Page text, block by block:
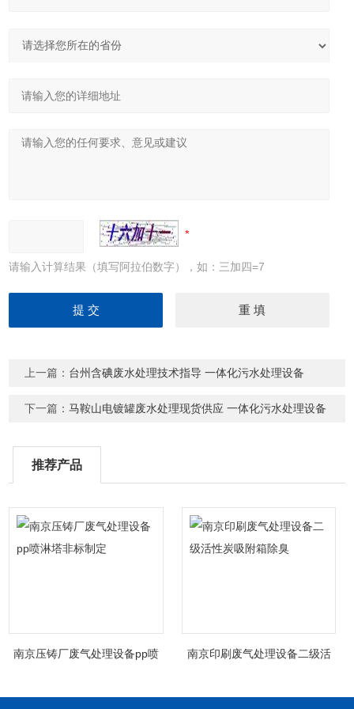
请输入计算结果（填写阿拉伯数字），如：三加四=7
上一篇： 台州含碘废水处理技术指导 一体化污水处理设备
下一篇：马鞍山电镀罐废水处理现货供应 一体化污水处理设备
推荐产品
南京压铸厂废气处理设备pp喷
南京印刷废气处理设备二级活